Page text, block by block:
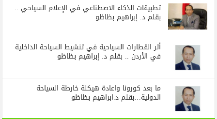
تطبيقات الذكاء الاصطناعي في الإعلام السياحي ..
بقلم د. إبراهيم بظاظو
أثر القطارات السياحية في تنشيط السياحة الداخلية
في الأردن .. بقلم د. إبراهيم بظاظو
ما بعد كورونا واعادة هيكلة خارطة السياحة
الدولية…بقلم د.ابراهيم بظاظو